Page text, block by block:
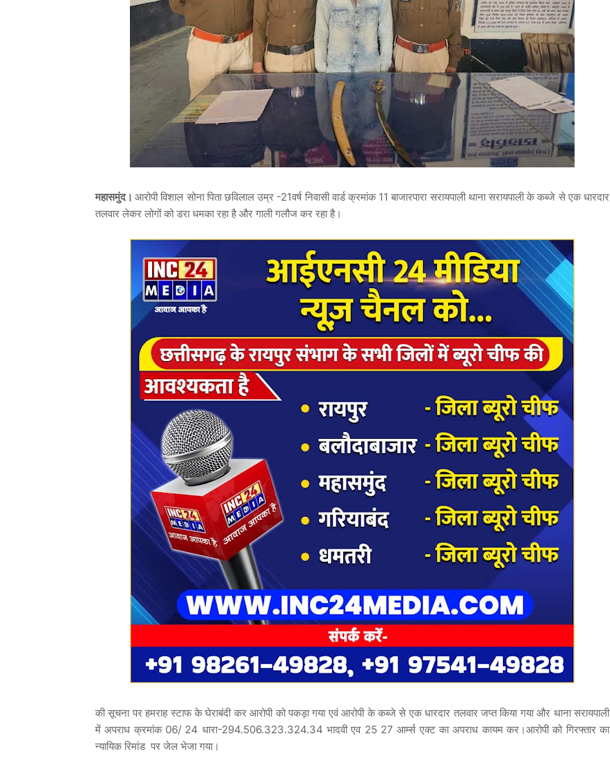
महासमुंद।आरोपी विशाल सोना पिता छविलाल उम्र -21वर्ष निवासी वार्ड क्रमांक 11 बाजारपारा सरायपाली थाना सरायपाली के कब्जे से एक धारदार
तलवार लेकर लोगों को डरा धमका रहा है और गाली गलौज कर रहा है।
की सूचना पर हमराह स्टाफ के घेराबंदी कर आरोपी को पकड़ा गया एवं आरोपी के कब्जे से एक धारदार तलवार जप्त किया गया और थाना सरायपाली
में अपराध क्रमांक 06/ 24 धारा-294.506.323.324.34 भादवी एव 25 27 आर्म्स एक्ट का अपराध कायम कर।आरोपी को गिरफ्तार का
न्यायिक रिमांड पर जेल भेजा गया।